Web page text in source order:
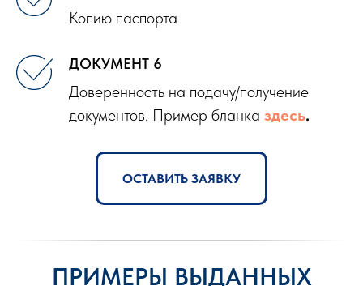
Копию паспорта
ДОКУМЕНТ 6
Доверенность на подачу/получение
документов. Пример бланка здесь.
ОСТАВИТЬ ЗАЯВКУ
ПРИМЕРЫ ВЫДАННЫХ